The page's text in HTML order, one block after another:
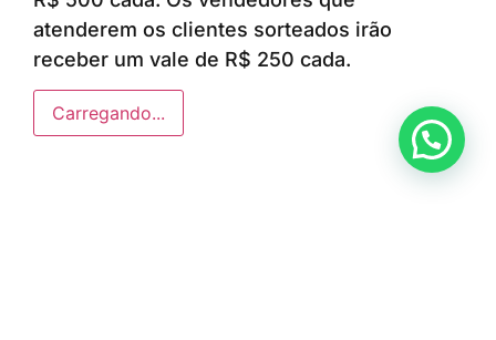
atenderem os clientes sorteados irão
receber um vale de R$ 250 cada.
Carregando...
Anunciar ou recomendar matéria